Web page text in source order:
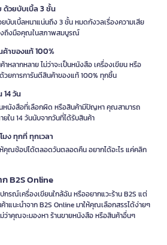
วยบับเบิ้ล 3 ชั้น
บับเบิ้ลหนาแน่นถึง 3 ชั้น หมดกังวลเรื่องความเสีย
งถึงมือคุณในสภาพสมบูรณ์
าของแท้ 100%
หลากหลาย ไม่ว่าจะเป็นหนังสือ เครื่องเขียน หรือ
วยการการันตีสินค้าของแท้ 100% ทุกชิ้น
วัน
นหนังสือที่เลือกผิด หรือสินค้ามีปัญหา คุณสามารถ
ใน 14 วันนับจากวันที่ได้รับสินค้า
ง ทุกที่ ทุกเวลา
คุณช้อปได้ตลอดวันตลอดคืน อยากได้อะไร แค่คลิก
B2S Online
กรณ์เครื่องเขียนใกล้ฉัน หรืออยากแวะร้าน B2S แต่
าแนะนำจาก B2S Online มาให้คุณเลือกสรรได้ง่ายๆ
ว่าคุณจะมองหา ร้านขายหนังสือ หรือสินค้าอื่นๆ